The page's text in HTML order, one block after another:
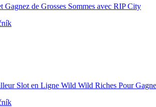
Gagnez de Grosses Sommes avec RIP City
Slot en Ligne Wild Wild Riches Pour